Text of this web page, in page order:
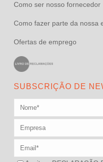
Como ser nosso fornecedor
Como fazer parte da nossa
Ofertas de emprego
SUBSCRIÇÃO DE